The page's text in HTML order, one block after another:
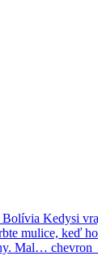
Bolívia Kedysi
mulice, keď
Mal…